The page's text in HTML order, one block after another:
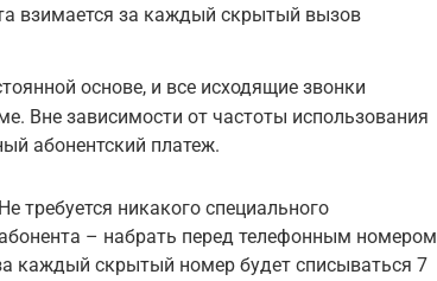
взимается за каждый скрытый вызов
основе, и все исходящие звонки
Вне зависимости от частоты использования
абонентский платеж.
требуется никакого специального
– набрать перед телефонным номером
каждый скрытый номер будет списываться 7